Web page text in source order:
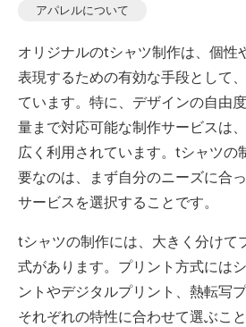
アパレルについて
オリジナルのtシャツ制作は、個性
表現するための有効な手段として
ています。特に、デザインの自由
量まで対応可能な制作サービスは
広く利用されています。tシャツの
要なのは、まず自分のニーズに合
サービスを選択することです。
tシャツの制作には、大きく分けて
式があります。プリント方式には
ントやデジタルプリント、熱転写
それぞれの特性に合わせて選ぶこ